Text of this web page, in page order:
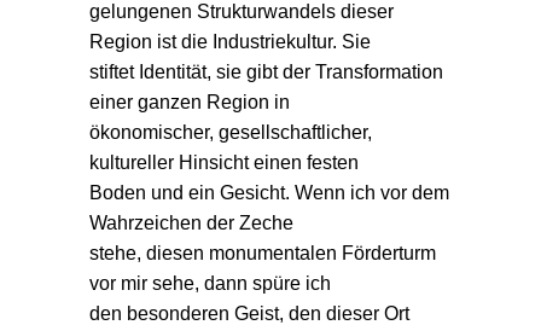
gelungenen Strukturwandels dieser
Region ist die Industriekultur. Sie
stiftet Identität, sie gibt der Transformation
einer ganzen Region in
ökonomischer, gesellschaftlicher,
kultureller Hinsicht einen festen
Boden und ein Gesicht. Wenn ich vor dem
Wahrzeichen der Zeche
stehe, diesen monumentalen Förderturm
vor mir sehe, dann spüre ich
den besonderen Geist, den dieser Ort